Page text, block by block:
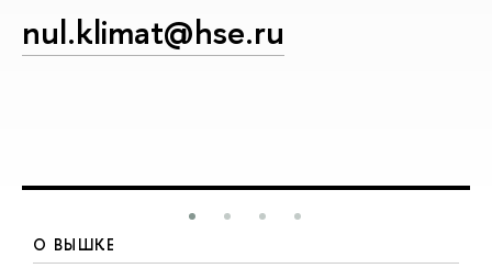
nul.klimat@hse.ru
О ВЫШКЕ